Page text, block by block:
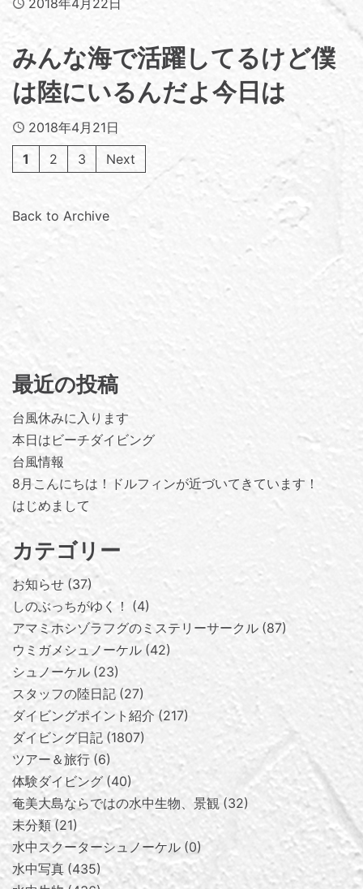
Published
2018年4月22日
みんな海で活躍してるけど僕
は陸にいるんだよ今日は
Published
2018年4月21日
1
2 3 Next
Back to Archive
最近の投稿
台風休みに入ります
本日はビーチダイビング
台風情報
8月こんにちは！ドルフィンが近づいてきています！
はじめまして
カテゴリー
お知らせ 37
しのぶっちがゆく！
4
アマミホシゾラフグのミステリーサークル 87
ウミガメシュノーケル 42
シュノーケル 23
スタッフの陸日記 27
ダイビングポイント紹介 217
ダイビング日記 1807
ツアー＆旅行 6
体験ダイビング 40
奄美大島ならではの水中生物、景観 32
未分類 21
水中スクーターシュノーケル 0
水中写真 435